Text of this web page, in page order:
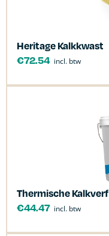
Heritage Kalkkwast
€72.54 incl. btw
Thermische Kalkverf
€44.47 incl. btw